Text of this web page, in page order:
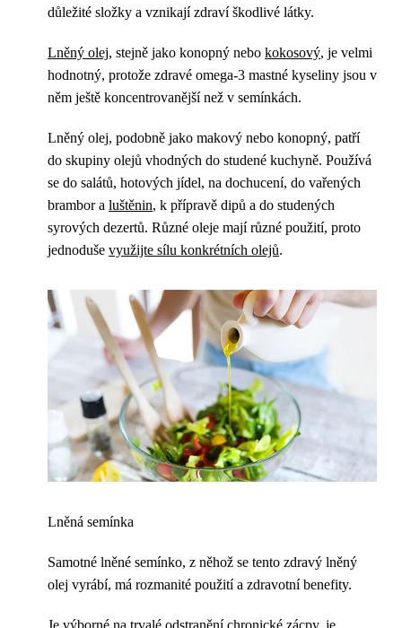
důležité složky a vznikají zdraví škodlivé látky.
Lněný olej, stejně jako konopný nebo kokosový, je velmi
hodnotný, protože zdravé omega-3 mastné kyseliny jsou v
něm ještě koncentrovanější než v semínkách.
Lněný olej, podobně jako makový nebo konopný, patří
do skupiny olejů vhodných do studené kuchyně. Používá
se do salátů, hotových jídel, na dochucení, do vařených
brambor a luštěnin, k přípravě dipů a do studených
syrových dezertů. Různé oleje mají různé použití, proto
jednoduše využijte sílu konkrétních olejů.
Lněná semínka
Samotné lněné semínko, z něhož se tento zdravý lněný
olej vyrábí, má rozmanité použití a zdravotní benefity.
Je výborné na trvalé odstranění chronické zácpy, je